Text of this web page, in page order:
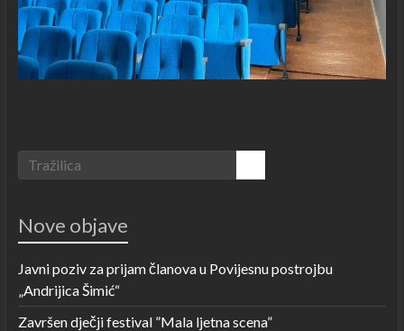
Nove objave
Javni poziv za prijam članova u Povijesnu postrojbu
„Andrijica Šimić“
Završen dječji festival ”Mala ljetna scena”